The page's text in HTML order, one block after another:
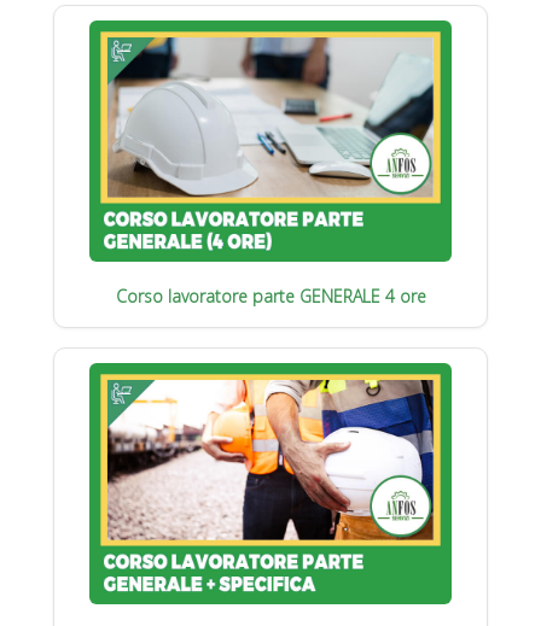
Corso lavoratore parte GENERALE 4 ore